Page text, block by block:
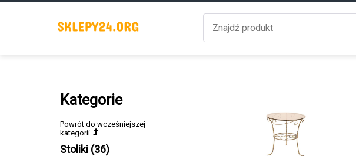
Kategorie
Powrót do wcześniejszej
kategorii
Stoliki (36)